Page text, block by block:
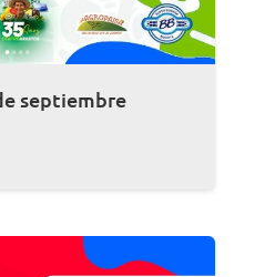
septiembre